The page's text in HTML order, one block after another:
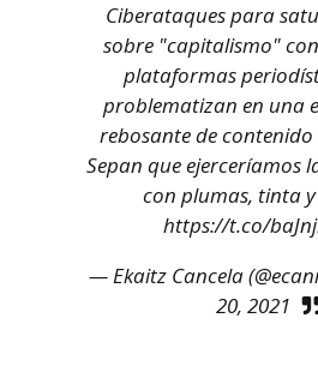
Ciberataques para
sobre "capitalismo"
plataformas
problematizan en una
rebosante de
Sepan que ejerceríamos
con plumas, tinta
https://t.co/
— Ekaitz Cancela
20, 2021